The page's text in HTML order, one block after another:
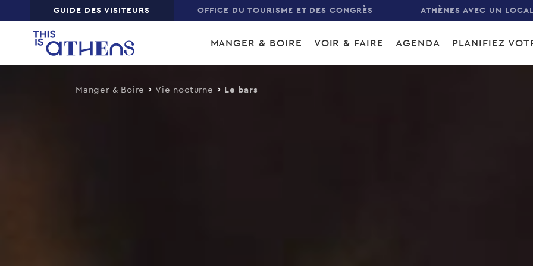
content
Top GUIDE DES VISITEURS OFFICE DU TOURISME ET DES CONGRÈS ATHÈNES AVEC UN LOCAL
Main
MANGER & BOIRE VOIR & FAIRE AGENDA PLANIFIEZ
Manger & Boire Vie nocturne Le bars